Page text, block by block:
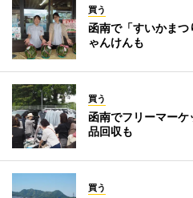
買う
函南で「すいかま
ゃんけんも
買う
函南でフリーマー
品回収も
買う